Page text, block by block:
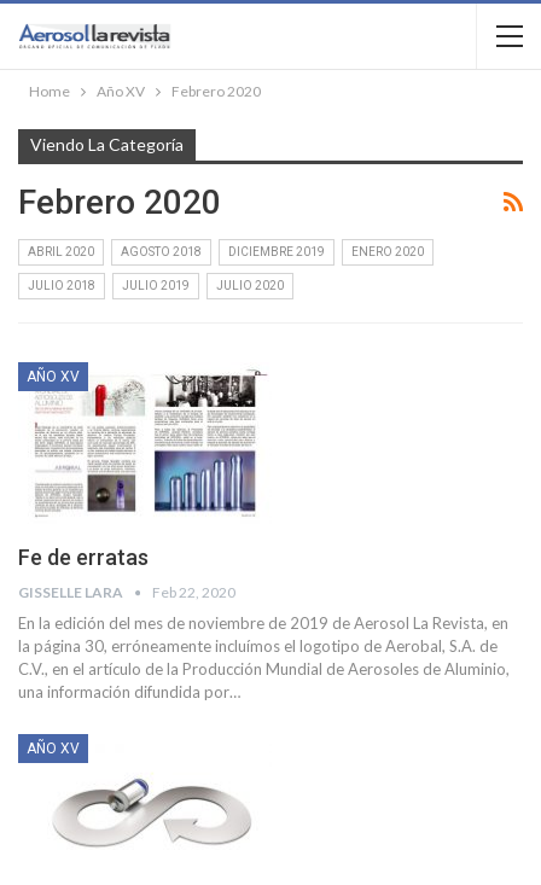
Home Año XV Febrero 2020
Viendo La Categoría
Febrero 2020
ABRIL 2020 AGOSTO 2018 DICIEMBRE 2019 ENERO 2020
JULIO 2018 JULIO 2019 JULIO 2020
AÑO XV
Fe de erratas
GISSELLE LARA Feb 22, 2020
En la edición del mes de noviembre de 2019 de Aerosol La Revista, en
la página 30, erróneamente incluímos el logotipo de Aerobal, S.A. de
C.V., en el artículo de la Producción Mundial de Aerosoles de Aluminio,
una información difundida por…
AÑO XV